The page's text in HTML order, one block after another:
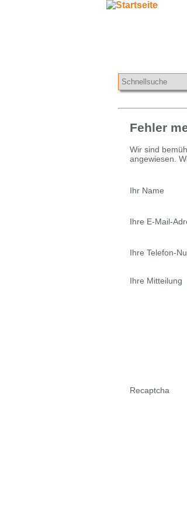
Fehler
Wir sind
angewiesen.
Ihr Name
Ihre E-Mail-
Ihre Telefon-
Ihre Mitteilung
Recaptcha